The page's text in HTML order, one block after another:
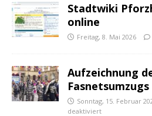
Stadtwiki
online
Freitag, 8. Mai 2026
Aufzeichnung
Sonntag, 15. Februar
deaktiviert